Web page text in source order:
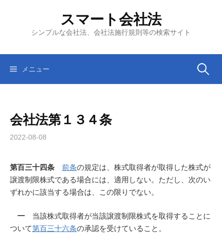
ツ
スマート会社法
シンプルな会社法、会社法施行規則等の検索サイト
メニュー 検
会社法第１３４条
2022-08-08
第百三十四条 前条の規定は、株式取得者が取得した株式が
譲渡制限株式である場合には、適用しない。ただし、次のい
ずれかに該当する場合は、この限りでない。
一 当該株式取得者が当該譲渡制限株式を取得することに
ついて第百三十六条の承認を受けていること。